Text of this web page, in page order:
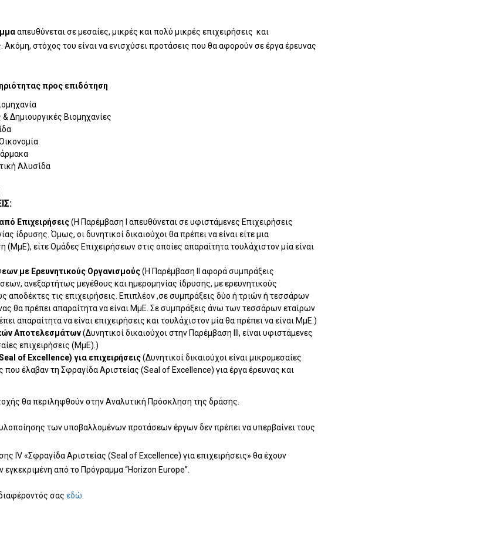
απευθύνεται σε μεσαίες, μικρές και πολύ μικρές επιχειρήσεις και
Ακόμη, στόχος του είναι να ενισχύσει προτάσεις που θα αφορούν σε έργα έρευνας
προς επιδότηση
Δημιουργικές Βιομηχανίες
Αλυσίδα
Επιχειρήσεις(Η Παρέμβαση Ι απευθύνεται σε υφιστάμενες Επιχειρήσεις
ίδρυσης. Όμως, οι δυνητικοί δικαιούχοι θα πρέπει να είναι είτε μια
(ΜμΕ), είτε Ομάδες Επιχειρήσεων στις οποίες απαραίτητα τουλάχιστον μία είναι
με Ερευνητικούς Οργανισμούς(Η Παρέμβαση ΙΙ αφορά συμπράξεις
ανεξαρτήτως μεγέθους και ημερομηνίας ίδρυσης, με ερευνητικούς
αποδέκτες τις επιχειρήσεις. Επιπλέον ,σε συμπράξεις δύο ή τριών ή τεσσάρων
θα πρέπει απαραίτητα να είναι ΜμΕ. Σε συμπράξεις άνω των τεσσάρων εταίρων
απαραίτητα να είναι επιχειρήσεις και τουλάχιστον μία θα πρέπει να είναι ΜμΕ.)
Αποτελεσμάτων(Δυνητικοί δικαιούχοι στην Παρέμβαση ΙΙΙ, είναι υφιστάμενες
επιχειρήσεις (ΜμΕ).)
of Excellence) για επιχειρήσεις(Δυνητικοί δικαιούχοι είναι μικρομεσαίες
που έλαβαν τη Σφραγίδα Αριστείας (Seal of Excellence) για έργα έρευνας και
θα περιληφθούν στην Αναλυτική Πρόσκληση της δράσης.
των υποβαλλομένων προτάσεων έργων δεν πρέπει να υπερβαίνει τους
IV «Σφραγίδα Αριστείας (Seal of Excellence) για επιχειρήσεις» θα έχουν
εγκεκριμένη από το Πρόγραμμα “Horizon Europe”.
σας εδώ